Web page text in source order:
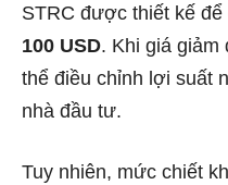
STRC được thiết kế
100 USD. Khi giá giảm
thể điều chỉnh lợi suất
nhà đầu tư.
Tuy nhiên, mức chiết